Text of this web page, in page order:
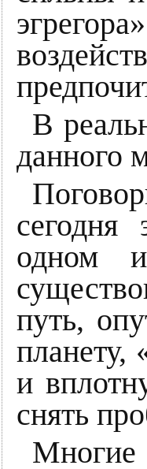
В
данного
сегодня
одном
путь,
планету,
и
снять